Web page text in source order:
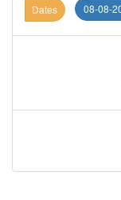
Dates 08-08-